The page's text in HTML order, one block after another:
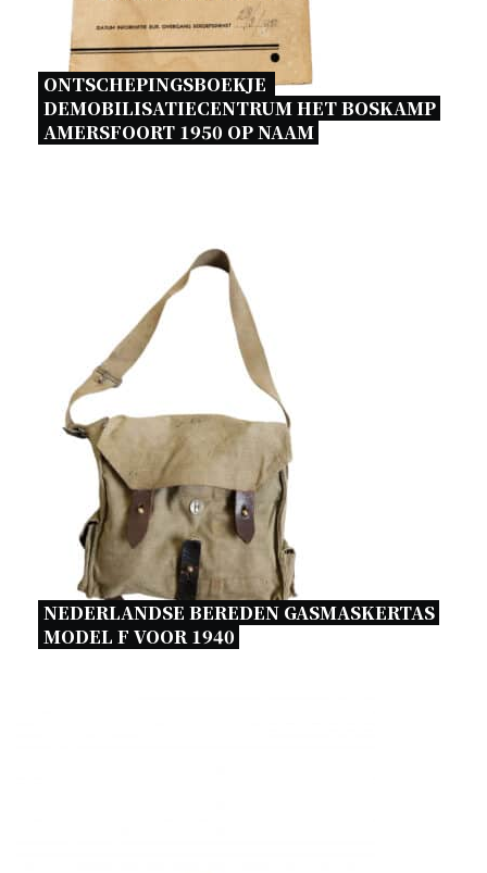
ONTSCHEPINGSBOEKJE
DEMOBILISATIECENTRUM HET BOSKAMP
AMERSFOORT 1950 OP NAAM
NEDERLANDSE BEREDEN GASMASKERTAS
MODEL F VOOR 1940